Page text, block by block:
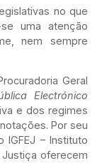
no que
uma atenção
nem sempre
Geral
Electrónico
e dos regimes
Por seu
IGFEJ – Instituto
Justiça oferecem